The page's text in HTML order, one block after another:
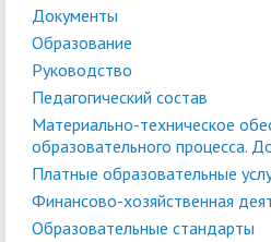
Документы
Образование
Руководство
Педагогический состав
Материально-техническое
образовательного процесса.
Платные образовательные
Финансово-хозяйственная
Образовательные стандарты